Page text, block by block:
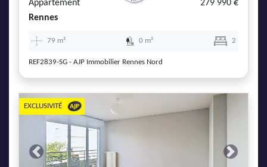
Appartement
279 990 €
Rennes
79 m² 0 m² 2
REF2839-SG - AJP Immobilier Rennes Nord
Previous Next
EXCLUSIVITÉ